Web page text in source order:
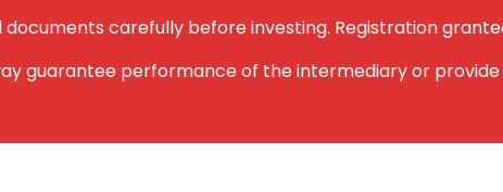
carefully before investing. Registration
guarantee performance of the intermediary or